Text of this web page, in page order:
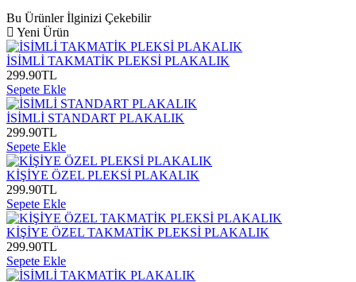
Bu Ürünler İlginizi Çekebilir
Yeni Ürün
İSİMLİ TAKMATİK PLEKSİ PLAKALIK
299.90TL
Sepete Ekle
İSİMLİ STANDART PLAKALIK
299.90TL
Sepete Ekle
KİŞİYE ÖZEL PLEKSİ PLAKALIK
299.90TL
Sepete Ekle
KİŞİYE ÖZEL TAKMATİK PLEKSİ PLAKALIK
299.90TL
Sepete Ekle